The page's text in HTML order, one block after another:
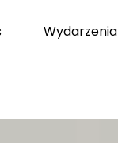
Wydarzenia